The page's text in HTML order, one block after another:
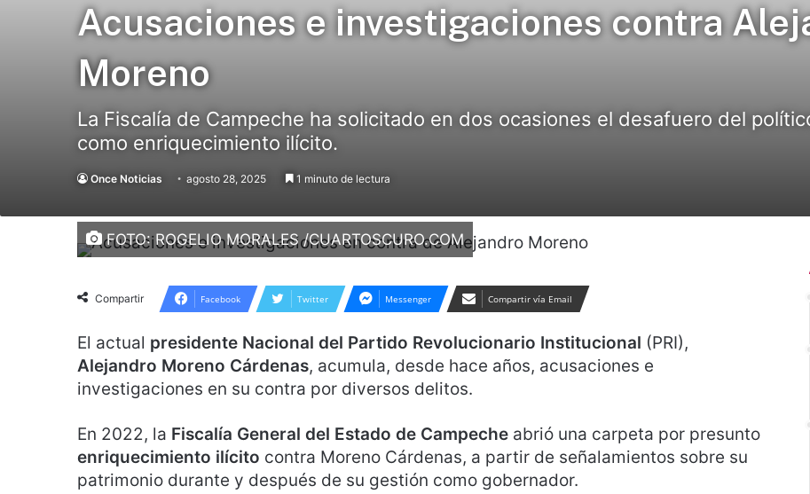
Acusaciones e investigaciones contra
Moreno
La Fiscalía de Campeche ha solicitado en dos ocasiones el desafuero del
como enriquecimiento ilícito.
Once Noticias agosto 28, 2025 1 minuto de lectura
FOTO: ROGELIO MORALES /CUARTOSCURO.COM
Compartir Facebook Twitter Messenger Compartir vía Email
El actual presidente Nacional del Partido Revolucionario Institucional (PRI),
Alejandro Moreno Cárdenas, acumula, desde hace años, acusaciones e
investigaciones en su contra por diversos delitos.
En 2022, la Fiscalía General del Estado de Campeche abrió una carpeta por presunto
enriquecimiento ilícito contra Moreno Cárdenas, a partir de señalamientos sobre su
patrimonio durante y después de su gestión como gobernador.